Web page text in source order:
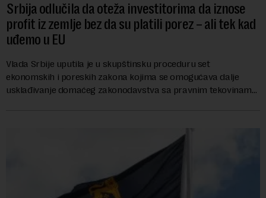
Srbija odlučila da oteža investitorima da iznose
profit iz zemlje bez da su platili porez – ali tek kad
uđemo u EU
Vlada Srbije uputila je u skupštinsku proceduru set
ekonomskih i poreskih zakona kojima se omogućava dalje
usklađivanje domaćeg zakonodavstva sa pravnim tekovinama